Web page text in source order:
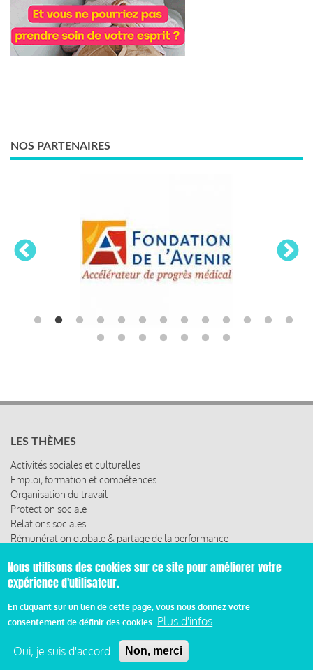
NOS PARTENAIRES
LES THÈMES
Activités sociales et culturelles
Emploi, formation et compétences
Organisation du travail
Protection sociale
Relations sociales
Rémunération globale & partage de la performance
Vie économique, RSE & solidarité
Les abonnements
Les ressources
Nous utilisons des cookies sur ce site pour améliorer votre
expérience d'utilisateur.
En cliquant sur un lien de cette page, vous nous donnez votre
consentement de définir des cookies. Plus d'infos
Oui, je suis d'accord Non, merci